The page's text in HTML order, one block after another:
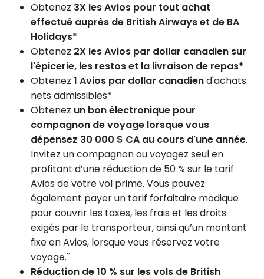
Obtenez 3X les Avios pour tout achat
effectué auprès de British Airways et de BA
Holidays*
Obtenez 2X les Avios par dollar canadien sur
l'épicerie, les restos et la livraison de repas*
Obtenez 1 Avios par dollar canadiend'achats
nets admissibles*
Obtenez un bon électronique pour
compagnon de voyage lorsque vous
dépensez 30 000 $ CA au cours d'une année.
Invitez un compagnon ou voyagez seul en
profitant d’une réduction de 50 % sur le tarif
Avios de votre vol prime. Vous pouvez
également payer un tarif forfaitaire modique
pour couvrir les taxes, les frais et les droits
exigés par le transporteur, ainsi qu’un montant
fixe en Avios, lorsque vous réservez votre
voyage.˜
Réduction de10 % sur les vols de British